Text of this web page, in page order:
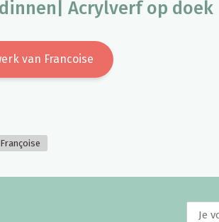
Acrylverf op doek
van Francoise
Françoise